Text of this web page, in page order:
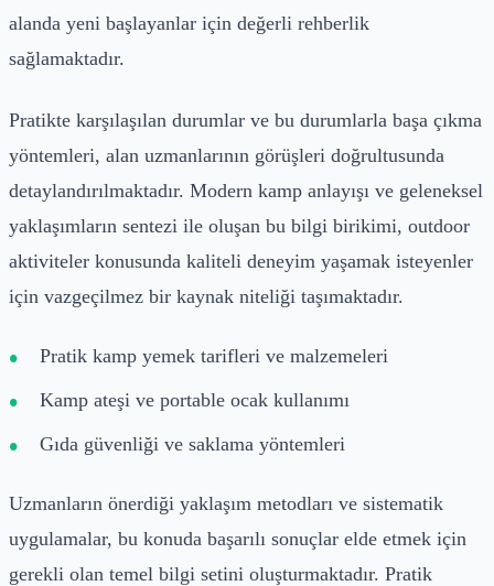
alanda yeni başlayanlar için değerli rehberlik
sağlamaktadır.
Pratikte karşılaşılan durumlar ve bu durumlarla başa çıkma
yöntemleri, alan uzmanlarının görüşleri doğrultusunda
detaylandırılmaktadır. Modern kamp anlayışı ve geleneksel
yaklaşımların sentezi ile oluşan bu bilgi birikimi, outdoor
aktiviteler konusunda kaliteli deneyim yaşamak isteyenler
için vazgeçilmez bir kaynak niteliği taşımaktadır.
Pratik kamp yemek tarifleri ve malzemeleri
Kamp ateşi ve portable ocak kullanımı
Gıda güvenliği ve saklama yöntemleri
Uzmanların önerdiği yaklaşım metodları ve sistematik
uygulamalar, bu konuda başarılı sonuçlar elde etmek için
gerekli olan temel bilgi setini oluşturmaktadır. Pratik